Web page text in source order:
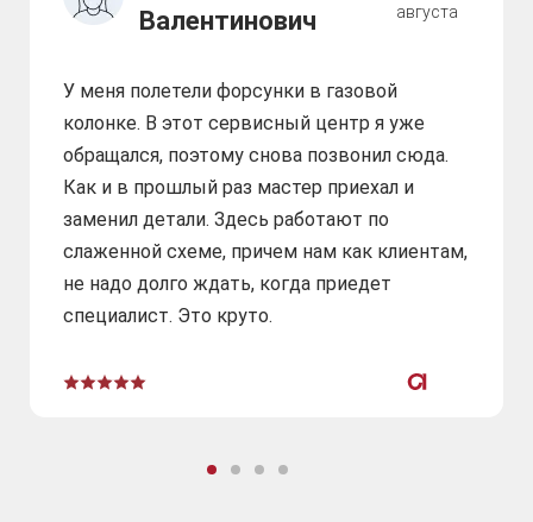
Валентинович
августа
У меня полетели форсунки в газовой
колонке. В этот сервисный центр я уже
обращался, поэтому снова позвонил сюда.
Как и в прошлый раз мастер приехал и
заменил детали. Здесь работают по
слаженной схеме, причем нам как клиентам,
не надо долго ждать, когда приедет
специалист. Это круто.